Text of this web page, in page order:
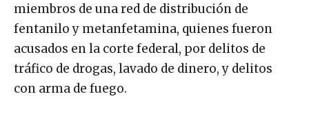
miembros de una red de distribución de
fentanilo y metanfetamina, quienes fueron
acusados en la corte federal, por delitos de
tráfico de drogas, lavado de dinero, y delitos
con arma de fuego.